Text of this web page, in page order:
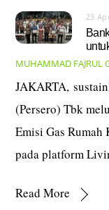
23
MUHAMMAD FAJRUL
JAKARTA,
(Persero) Tbk
Emisi Gas Rumah
pada platform
Read More